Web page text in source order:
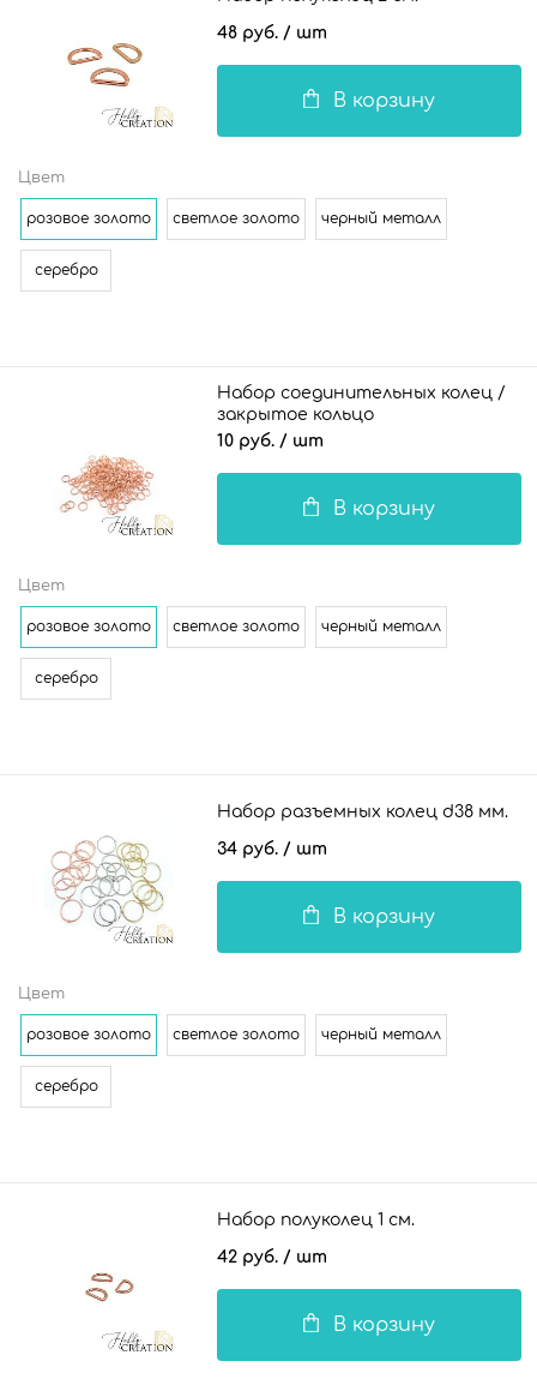
48 руб. / шт
В корзину
Цвет
розовое золото светлое золото черный металл
серебро
Набор соединительных колец /
закрытое кольцо
10 руб. / шт
В корзину
Цвет
розовое золото светлое золото черный металл
серебро
Набор разъемных колец d38 мм.
34 руб. / шт
В корзину
Цвет
розовое золото светлое золото черный металл
серебро
Набор полуколец 1 см.
42 руб. / шт
В корзину